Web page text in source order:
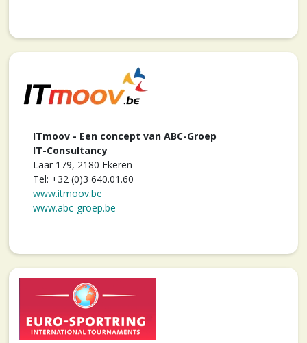
ITmoov - Een concept van ABC-Groep
IT-Consultancy
Laar 179, 2180 Ekeren
Tel: +32 (0)3 640.01.60
www.itmoov.be
www.abc-groep.be